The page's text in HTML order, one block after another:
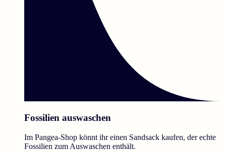
Fossilien auswaschen
Im Pangea-Shop könnt ihr einen Sandsack kaufen, der echte
Fossilien zum Auswaschen enthält.